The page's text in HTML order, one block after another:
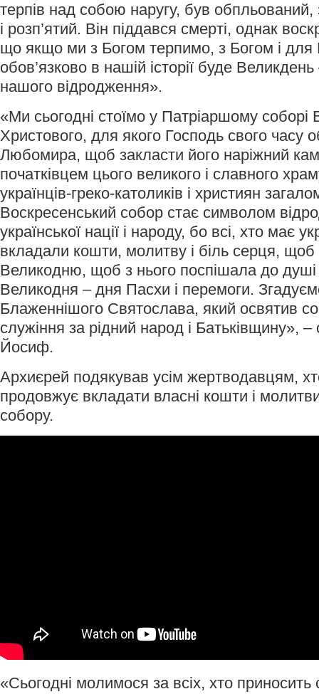
терпів над собою наругу, був
і розп’ятий. Він піддався смерті, однак
що якщо ми з Богом терпимо, з Богом і для
обов’язково в нашій історії буде
нашого відродження».
«Ми сьогодні стоїмо у Патріаршому соборі
Христового, для якого Господь свого часу
Любомира, щоб закласти його наріжний
початківцем цього великого і славного
українців-греко-католиків і християн
Воскресенський собор стає символом
української нації і народу, бо всі, хто має
вкладали кошти, молитву і біль серця, щоб
Великодню, щоб з нього поспішала до душі
Великодня – дня Пасхи і перемоги.
Блаженнішого Святослава, який освятив
служіння за рідний народ і Батьківщину»,
Йосиф.
Архиєрей подякував усім жертводавцям,
продовжує вкладати власні кошти і
собору.
«Сьогодні молимося за всіх, хто